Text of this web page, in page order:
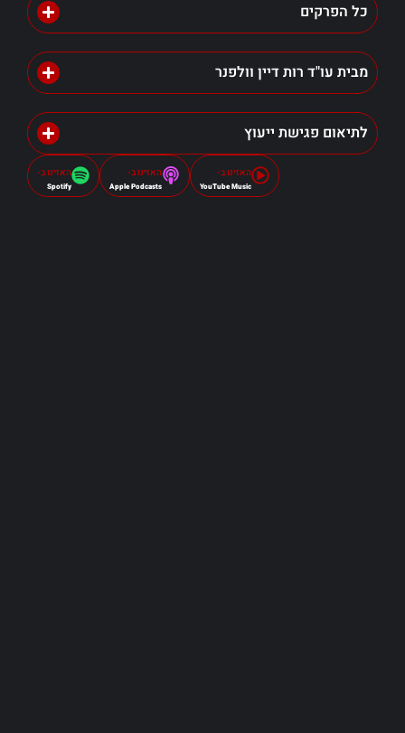
כל הפרקים
מבית עו"ד רות דיין וולפנר
לתיאום פגישת ייעוץ
האזינו ב-
Spotify
האזינו ב-
Apple Podcasts
האזינו ב-
YouTube Music